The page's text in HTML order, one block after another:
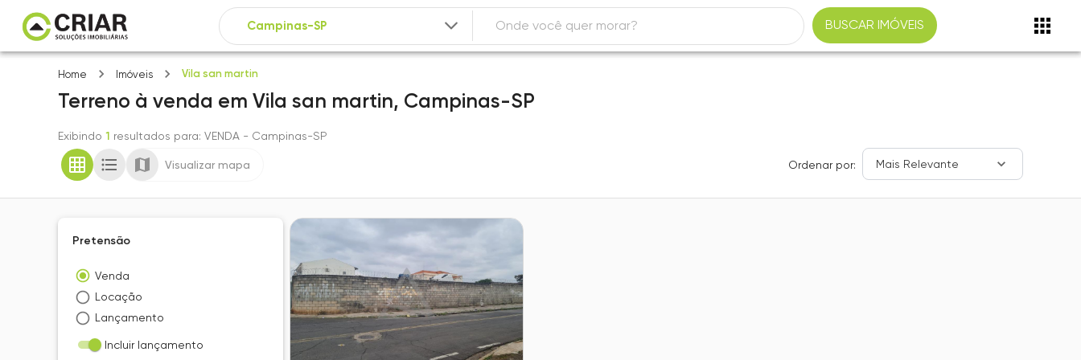
BUSCAR IMÓVEIS
Home Imóveis Vila san martin
Terreno à venda em Vila san martin, Campinas-SP
Exibindo 1 resultados para: VENDA - Campinas-SP
Visualizar mapa Ordenar por: Mais Relevante
Pretensão
Venda
Locação
Lançamento
Incluir lançamento